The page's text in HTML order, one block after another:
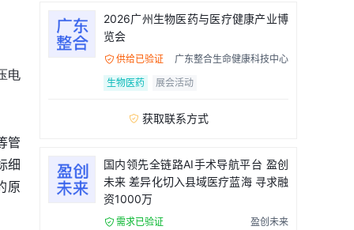
电
管
细
原
2026广州生物医药与医疗健康产业博
览会
 供给已验证
广东整合生命健康科技中心
生物医药
展会活动
 获取联系方式
国内领先全链路AI手术导航平台 盈创
未来 差异化切入县域医疗蓝海 寻求融
资1000万
 需求已验证
盈创未来